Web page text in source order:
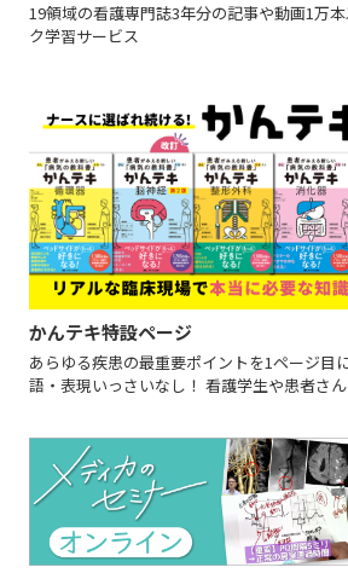
19領域の看護専門誌3年分の記事や動画1万
ク学習サービス
かんテキ特設ページ
あらゆる疾患の最重要ポイントを1ページ目
語・表現いっさいなし！ 看護学生や患者さ